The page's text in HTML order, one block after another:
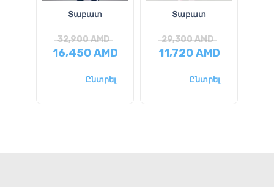
Տաբատ
32,900AMD
16,450AMD
Ընտրել
Տաբատ
29,300AMD
11,720AMD
Ընտրել